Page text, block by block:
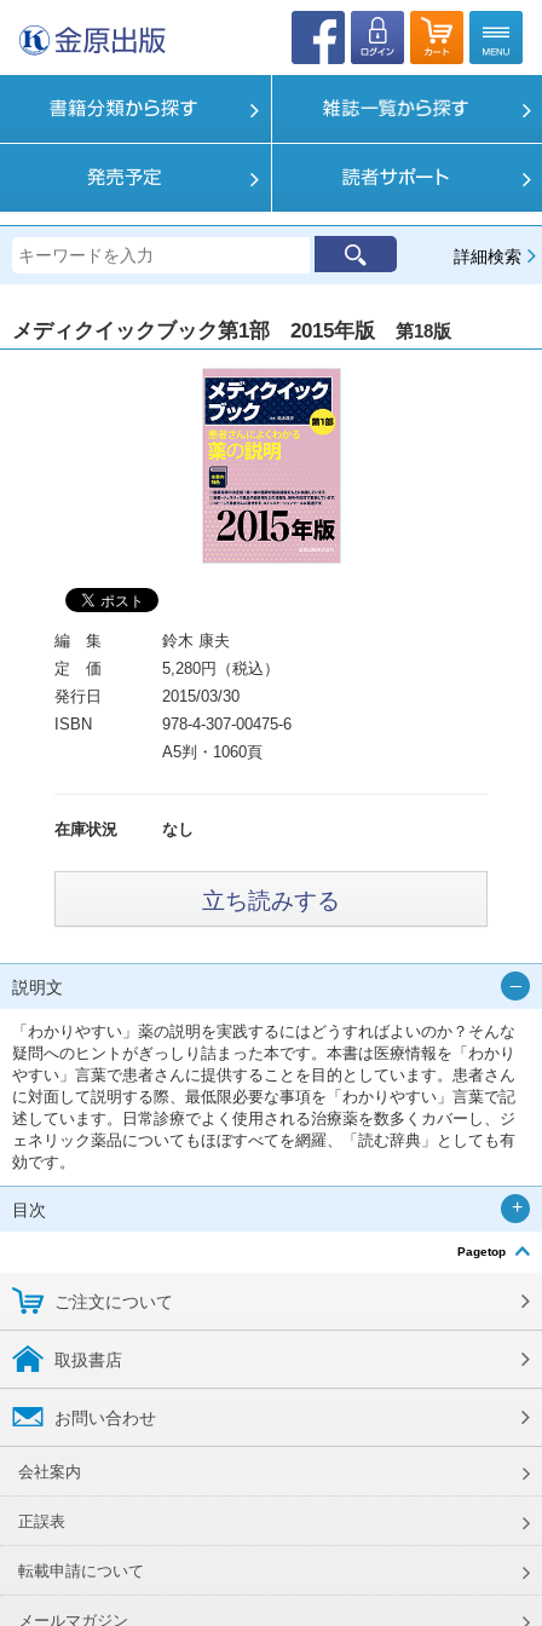
詳細検索
メディクイックブック第1部 2015年版 第18版
編 集
鈴木 康夫
定 価
5,280円（税込）
発行日
2015/03/30
ISBN
978-4-307-00475-6
A5判・1060頁
在庫状況 なし
立ち読みする
説明文
「わかりやすい」薬の説明を実践するにはどうすればよいのか？そんな
疑問へのヒントがぎっしり詰まった本です。本書は医療情報を「わかり
やすい」言葉で患者さんに提供することを目的としています。患者さん
に対面して説明する際、最低限必要な事項を「わかりやすい」言葉で記
述しています。日常診療でよく使用される治療薬を数多くカバーし、ジ
ェネリック薬品についてもほぼすべてを網羅、「読む辞典」としても有
効です。
目次
Pagetop
ご注文について
取扱書店
お問い合わせ
会社案内
正誤表
転載申請について
メールマガジン